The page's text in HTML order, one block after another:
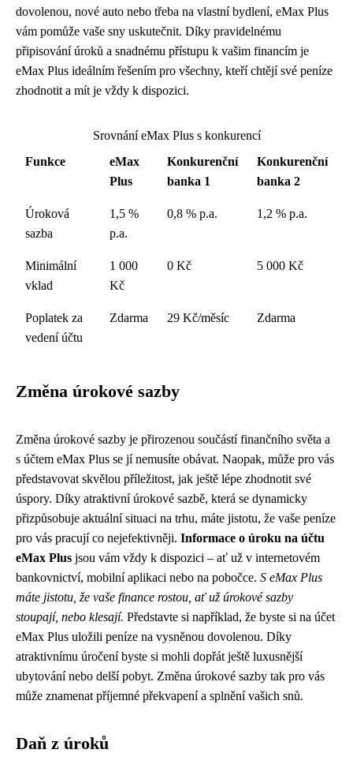
dovolenou, nové auto nebo třeba na vlastní bydlení, eMax Plus
vám pomůže vaše sny uskutečnit. Díky pravidelnému
připisování úroků a snadnému přístupu k vašim financím je
eMax Plus ideálním řešením pro všechny, kteří chtějí své peníze
zhodnotit a mít je vždy k dispozici.
Srovnání eMax Plus s konkurencí
Funkce
eMax
Plus
Konkurenční
banka 1
Konkurenční
banka 2
Úroková
sazba
1,5 %
p.a.
0,8 % p.a. 1,2 % p.a.
Minimální
vklad
1 000
Kč
0 Kč 5 000 Kč
Poplatek za
vedení účtu
Zdarma 29 Kč/měsíc Zdarma
Změna úrokové sazby
Změna úrokové sazby je přirozenou součástí finančního světa a
s účtem eMax Plus se jí nemusíte obávat. Naopak, může pro vás
představovat skvělou příležitost, jak ještě lépe zhodnotit své
úspory. Díky atraktivní úrokové sazbě, která se dynamicky
přizpůsobuje aktuální situaci na trhu, máte jistotu, že vaše peníze
pro vás pracují co nejefektivněji. Informace o úroku na účtu
eMax Plus jsou vám vždy k dispozici – ať už v internetovém
bankovnictví, mobilní aplikaci nebo na pobočce. S eMax Plus
máte jistotu, že vaše finance rostou, ať už úrokové sazby
stoupají, nebo klesají. Představte si například, že byste si na účet
eMax Plus uložili peníze na vysněnou dovolenou. Díky
atraktivnímu úročení byste si mohli dopřát ještě luxusnější
ubytování nebo delší pobyt. Změna úrokové sazby tak pro vás
může znamenat příjemné překvapení a splnění vašich snů.
Daň z úroků